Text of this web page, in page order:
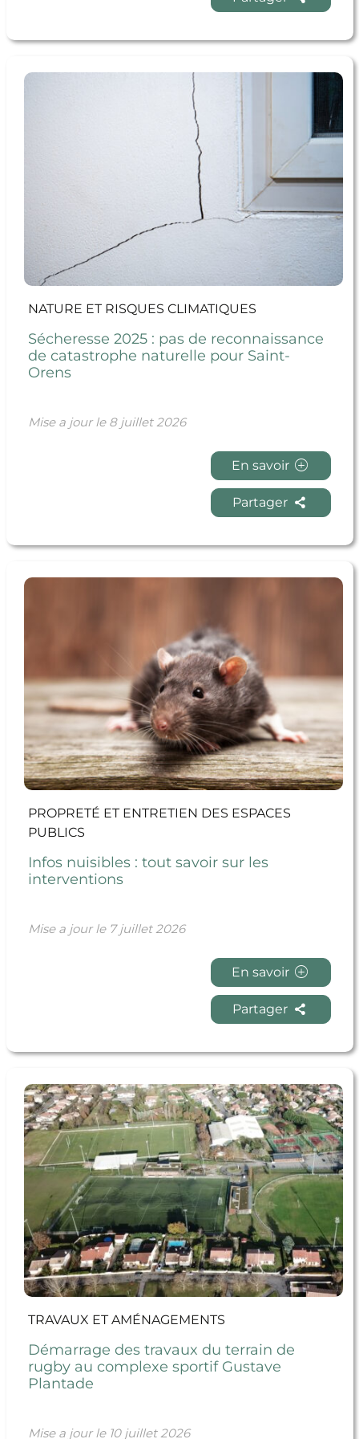
NATURE ET RISQUES CLIMATIQUES
Sécheresse 2025 : pas de reconnaissance
de catastrophe naturelle pour Saint-
Orens
Mise a jour le 8 juillet 2026
En savoir
Partager
de catastrophe naturelle pour Saint-Orens
PROPRETÉ ET ENTRETIEN DES ESPACES
PUBLICS
Infos nuisibles : tout savoir sur les
interventions
Mise a jour le 7 juillet 2026
En savoir
Partager
interventions
TRAVAUX ET AMÉNAGEMENTS
Démarrage des travaux du terrain de
rugby au complexe sportif Gustave
Plantade
Mise a jour le 10 juillet 2026
rugby au complexe sportif Gustave Plantade